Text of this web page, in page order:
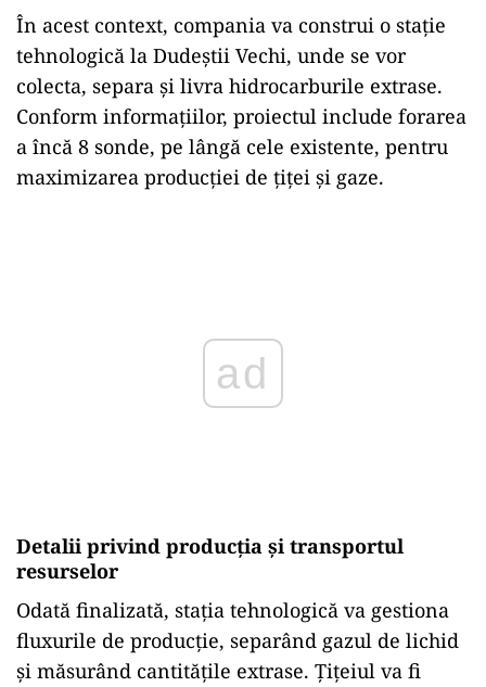
În acest context, compania va construi o stație
tehnologică la Dudeștii Vechi, unde se vor
colecta, separa și livra hidrocarburile extrase.
Conform informațiilor, proiectul include forarea
a încă 8 sonde, pe lângă cele existente, pentru
maximizarea producției de țiței și gaze.
Detalii privind producția și transportul
resurselor
Odată finalizată, stația tehnologică va gestiona
fluxurile de producție, separând gazul de lichid
și măsurând cantitățile extrase. Țițeiul va fi